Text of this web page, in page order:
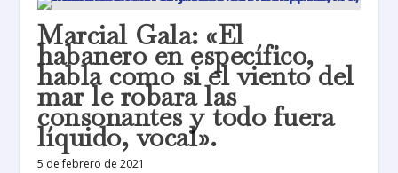
Marcial Gala: «El
habanero en específico,
habla como si el viento del
mar le robara las
consonantes y todo fuera
líquido, vocal».
5 de febrero de 2021